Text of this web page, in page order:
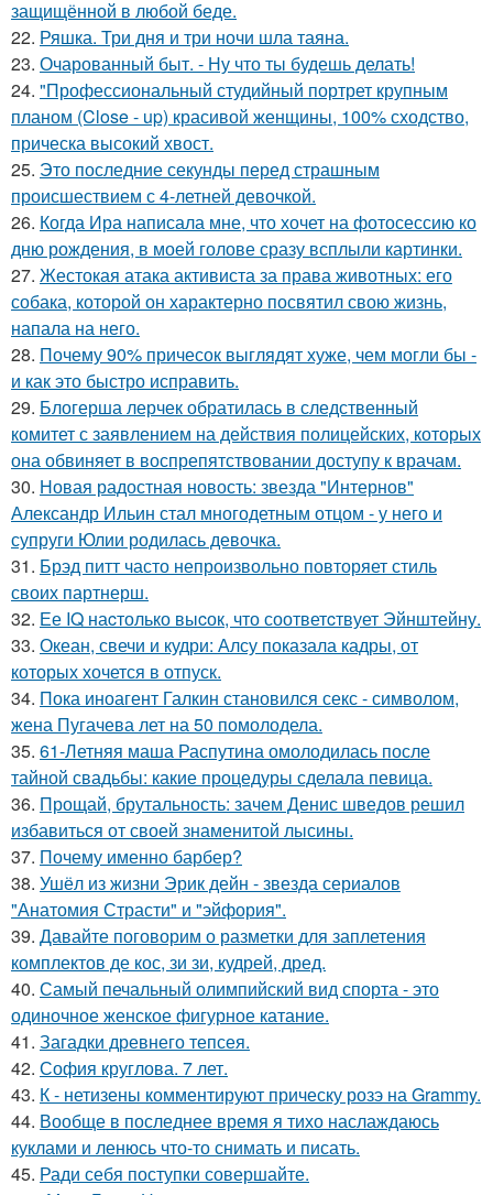
защищённой в любой беде.
22. Ряшка. Три дня и три ночи шла таяна.
23. Очарованный быт. - Ну что ты будешь делать!
24. "Профессиональный студийный портрет крупным
планом (Close - up) красивой женщины, 100% сходство,
прическа высокий хвост.
25. Это последние секунды перед страшным
происшествием с 4-летней девочкой.
26. Когда Ира написала мне, что хочет на фотосессию ко
дню рождения, в моей голове сразу всплыли картинки.
27. Жестокая атака активиста за права животных: его
собака, которой он характерно посвятил свою жизнь,
напала на него.
28. Почему 90% причесок выглядят хуже, чем могли бы -
и как это быстро исправить.
29. Блогерша лерчек обратилась в следственный
комитет с заявлением на действия полицейских, которых
она обвиняет в воспрепятствовании доступу к врачам.
30. Новая радостная новость: звезда "Интернов"
Александр Ильин стал многодетным отцом - у него и
супруги Юлии родилась девочка.
31. Брэд питт часто непроизвольно повторяет стиль
своих партнерш.
32. Ее IQ наcтолько выcок, что соответcтвует Эйнштейну.
33. Океан, свечи и кудри: Алсу показала кадры, от
которых хочется в отпуск.
34. Пока иноагент Галкин становился секс - символом,
жена Пугачева лет на 50 помолодела.
35. 61-Летняя маша Распутина омолодилась после
тайной свадьбы: какие процедуры сделала певица.
36. Прощай, брутальность: зачем Денис шведов решил
избавиться от своей знаменитой лысины.
37. Почему именно барбер?
38. Ушёл из жизни Эрик дейн - звезда сериалов
"Анатомия Страсти" и "эйфория".
39. Давайте поговорим о разметки для заплетения
комплектов де кос, зи зи, кудрей, дред.
40. Самый печальный олимпийский вид спорта - это
одиночное женское фигурное катание.
41. Загадки древнего тепсея.
42. София круглова. 7 лет.
43. К - нетизены комментируют прическу розэ на Grammy.
44. Вообще в последнее время я тихо наслаждаюсь
куклами и ленюсь что-то снимать и писать.
45. Ради себя поступки совершайте.